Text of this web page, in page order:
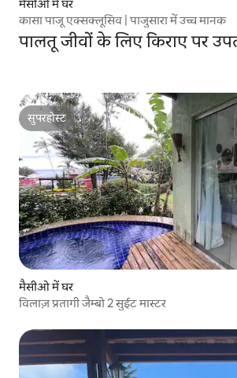
मैसीओ में घर
कासा पाजू एक्सक्लूसिव | पाजुसारा में उच्च मानक
पालतू जीवों के लिए किराए पर
सुपरहोस्ट
सुपरहोस्ट
मैसीओ में घर
विलाज़ प्रतागी जैम्बो 2 सुईट मास्टर